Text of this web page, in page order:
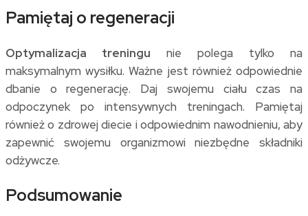
Pamiętaj o regeneracji
Optymalizacja treningu nie polega tylko na
maksymalnym wysiłku. Ważne jest również odpowiednie
dbanie o regenerację. Daj swojemu ciału czas na
odpoczynek po intensywnych treningach. Pamiętaj
również o zdrowej diecie i odpowiednim nawodnieniu, aby
zapewnić swojemu organizmowi niezbędne składniki
odżywcze.
Podsumowanie